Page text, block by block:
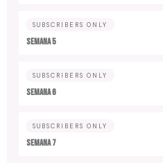
SUBSCRIBERS ONLY
Semana 5
SUBSCRIBERS ONLY
Semana 6
SUBSCRIBERS ONLY
Semana 7